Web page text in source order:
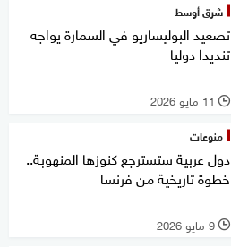
شرق أوسط
تصعيد البوليساريو في السمارة يواجه
تنديدا دوليا
l 11 مايو 2026
منوعات
دول عربية ستسترجع كنوزها المنهوبة..
خطوة تاريخية من فرنسا
l 9 مايو 2026